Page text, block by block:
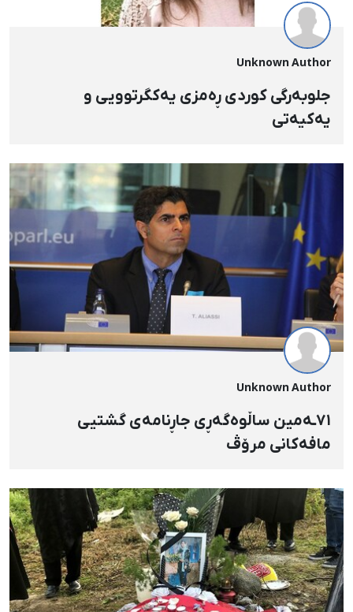
Unknown Author
جلوبەرگی کوردی ڕەمزی یەکگرتوویی و
یەکیەتی
Unknown Author
٧١ـە‌مین ساڵوه‌گه‌ڕی جاڕنامه‌ی گشتیی
مافه‌کانی مرۆڤ